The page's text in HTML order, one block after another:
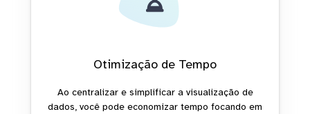
Otimização de Tempo
Ao centralizar e simplificar a visualização de
dados, você pode economizar tempo focando em